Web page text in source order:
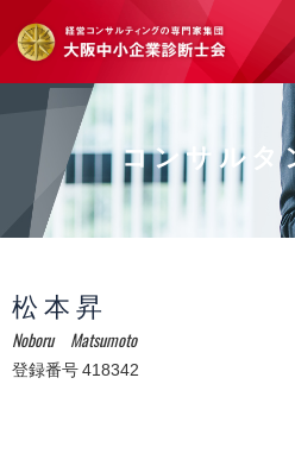
コンサルタ
松 本 昇
Noboru Matsumoto
登録番号 418342